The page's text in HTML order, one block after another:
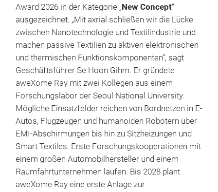
Award 2026 in der Kategorie „New Concept“
ausgezeichnet. „Mit axrial schließen wir die Lücke
zwischen Nanotechnologie und Textilindustrie und
machen passive Textilien zu aktiven elektronischen
und thermischen Funktionskomponenten“, sagt
Geschäftsführer Se Hoon Gihm. Er gründete
aweXome Ray mit zwei Kollegen aus einem
Forschungslabor der Seoul National University.
Mögliche Einsatzfelder reichen von Bordnetzen in E-
Autos, Flugzeugen und humanoiden Robotern über
EMI-Abschirmungen bis hin zu Sitzheizungen und
Smart Textiles. Erste Forschungskooperationen mit
einem großen Automobilhersteller und einem
Raumfahrtunternehmen laufen. Bis 2028 plant
aweXome Ray eine erste Anlage zur